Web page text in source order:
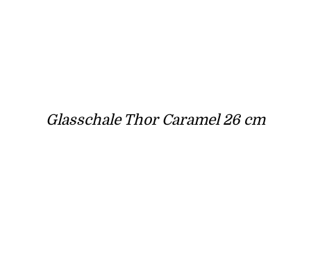
Glasschale Thor Caramel 26 cm